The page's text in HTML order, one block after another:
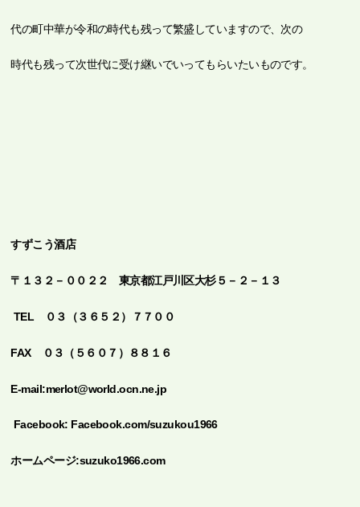
代の町中華が令和の時代も残って繁盛していますので、次の
時代も残って次世代に受け継いでいってもらいたいものです。
すずこう酒店
〒１３２－００２２ 東京都江戸川区大杉５－２－１３
TEL ０３（３６５２）７７００
FAX ０３（５６０７）８８１６
E-mail:merlot@world.ocn.ne.jp
Facebook: Facebook.com/suzukou1966
ホームページ:suzuko1966.com